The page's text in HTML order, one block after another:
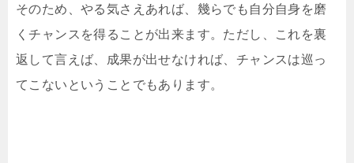
そのため、やる気さえあれば、幾らでも自分自身を磨
くチャンスを得ることが出来ます。ただし、これを裏
返して言えば、成果が出せなければ、チャンスは巡っ
てこないということでもあります。